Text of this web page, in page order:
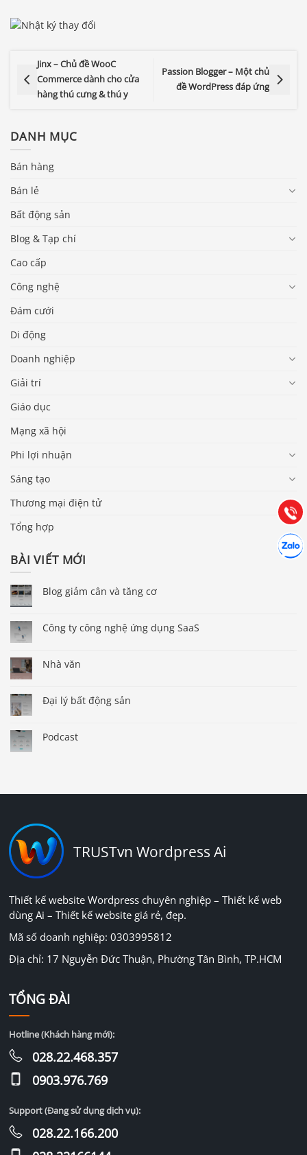
Jinx – Chủ đề WooC
Commerce dành cho cửa
hàng thú cưng & thú y
Passion Blogger – Một chủ
đề WordPress đáp ứng
DANH MỤC
Bán hàng
Bán lẻ
Bất động sản
Blog & Tạp chí
Cao cấp
Công nghệ
Đám cưới
Di động
Doanh nghiệp
Giải trí
Giáo dục
Mạng xã hội
Phi lợi nhuận
Sáng tạo
Thương mại điện tử
Tổng hợp
BÀI VIẾT MỚI
Blog giảm cân và tăng cơ
Công ty công nghệ ứng dụng SaaS
Nhà văn
Đại lý bất động sản
Podcast
TRUSTvn Wordpress Ai
Thiết kế website Wordpress chuyên nghiệp – Thiết kế web
dùng Ai – Thiết kế website giá rẻ, đẹp.
Mã số doanh nghiệp: 0303995812
Địa chỉ: 17 Nguyễn Đức Thuận, Phường Tân Bình, TP.HCM
TỔNG ĐÀI
Hotline (Khách hàng mới):
028.22.468.357
0903.976.769
Support (Đang sử dụng dịch vụ):
028.22.166.200
Gọi
Hướng dẫn & Hỗ trợ:
(028) 22.166.144
Chát